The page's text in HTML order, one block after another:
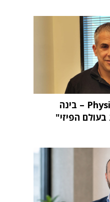
"העתיד הוא Physical AI – בינה
הפיזי"